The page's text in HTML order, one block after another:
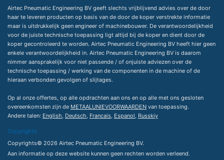
Airtec Pneumatic Engineering BV geeft slechts vrijblijvend advies over de door
haar te leveren producten op basis van de door de koper verstrekte informatie
maar is uitdrukkelijk geen engineer of machinebouwer. De verantwoordelijkheid
voor de juiste technische toepassing ligt altijd bij de koper en dient door de
koper gecontroleerd te worden. Airtec Pneumatic Engineering BV heeft hier geen
enkele verantwoordelijkheid in. Airtec Pneumatic Engineering BV is daarom
nimmer aansprakelijk voor niet passende / of onjuiste adviezen over de
technische toepassing / werking van de componenten in de machine of de
hieraan verbonden gevolgen of slijtages.
Op al onze offertes, op alle opdrachten aan ons en op alle met ons gesloten
overeenkomsten zijn de METAALUNIEVOORWAARDEN van toepassing.
Andere talen: English, Deutsch, Francais, Espanol, Russkiy
Copyrights
Copyrights© 2026 Airtec Pneumatic Engineering BV.
Aan informatie op deze website kunnen geen rechten worden verleend.